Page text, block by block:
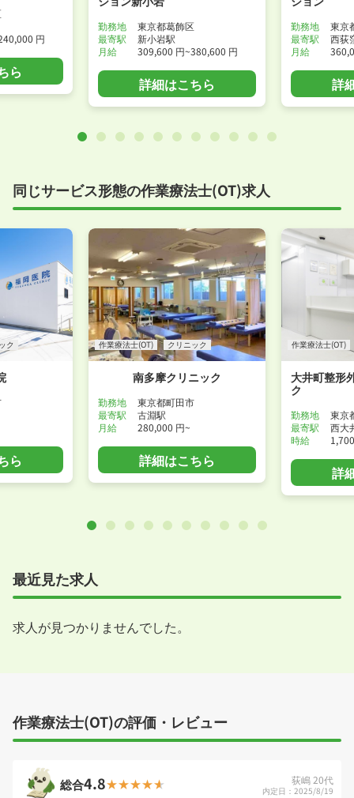
円
ら
勤務地
東京都葛飾区
最寄駅
新小岩駅
月給
309,600 円~380,600 円
詳細はこちら
勤務地
東京
最寄駅
西荻
月給
詳
同じサービス形態の作業療法士(OT)求人
ク
ら
作業療法士(OT) クリニック
南多摩クリニック
勤務地
東京都町田市
最寄駅
古淵駅
月給
280,000 円~
詳細はこちら
作業療法士(OT)
大井町整形
ク
勤務地
東京
最寄駅
西大
時給
詳
最近見た求人
求人が見つかりませんでした。
作業療法士(OT)の評価・レビュー
総合4.8 荻嶋 20代
内定日：2025/8/19